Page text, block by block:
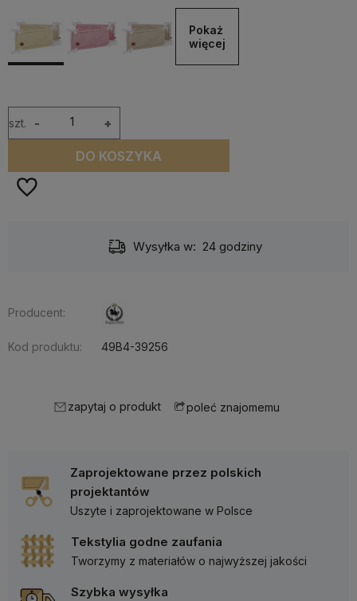
Pokaż
więcej
szt. +
-
DO KOSZYKA
Wysyłka w: 24 godziny
Producent:
Kod produktu: 49B4-39256
zapytaj o produkt poleć znajomemu
Zaprojektowane przez polskich
projektantów
Uszyte i zaprojektowane w Polsce
Tekstylia godne zaufania
Tworzymy z materiałów o najwyższej jakości
Szybka wysyłka